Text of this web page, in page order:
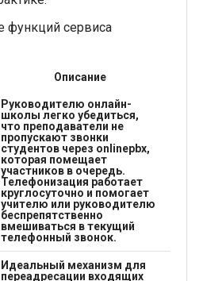
функций сервиса
Описание
Руководителю онлайн-
школы легко убедиться,
что преподаватели не
пропускают звонки
студентов через onlinepbx,
которая помещает
участников в очередь.
Телефонизация работает
круглосуточно и помогает
учителю или руководителю
беспрепятственно
вмешиваться в текущий
телефонный звонок.
Идеальный механизм для
переадресации входящих